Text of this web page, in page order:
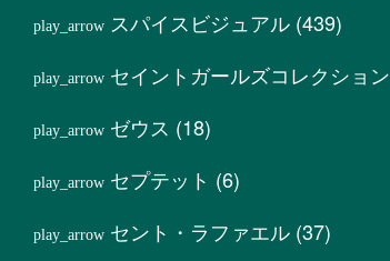
スパイスビジュアル (439)
セイントガールズコレクション
ゼウス (18)
セプテット (6)
セント・ラファエル (37)